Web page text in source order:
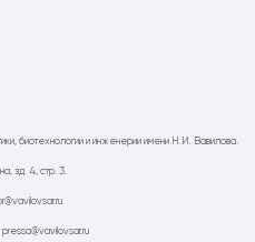
биотехнологии и инженерии имени Н.И. Вавилова.
зд. 4, стр. 3.